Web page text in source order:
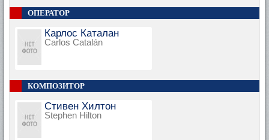
ОПЕРАТОР
Карлос Каталан
Carlos Catalán
КОМПОЗИТОР
Стивен Хилтон
Stephen Hilton